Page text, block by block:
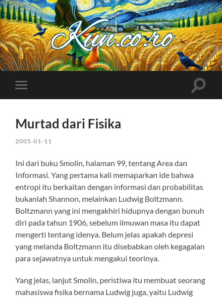
Kuncoro++
Toggle
mobile
Toggle
Murtad dari Fisika
2005-01-11
Ini dari buku Smolin, halaman 99, tentang Area dan
Informasi. Yang pertama kali memaparkan ide bahwa
entropi itu berkaitan dengan informasi dan probabilitas
bukanlah Shannon, melainkan Ludwig Boltzmann.
Boltzmann yang ini mengakhiri hidupnya dengan bunuh
diri pada tahun 1906, sebelum ilmuwan masa itu dapat
mengerti tentang idenya. Belum jelas apakah depresi
yang melanda Boltzmann itu disebabkan oleh kegagalan
para sejawatnya untuk mengakui teorinya.
Yang jelas, lanjut Smolin, peristiwa itu membuat seorang
mahasiswa fisika bernama Ludwig juga, yaitu Ludwig